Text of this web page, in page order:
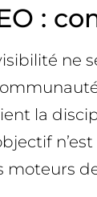
:
ne
la
moteurs